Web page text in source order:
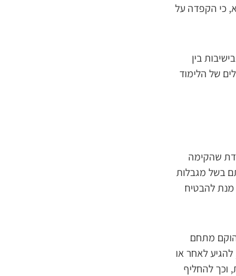
כי הקפדה על
בין
של הלימוד
שהקימה
בשל מגבלות
מנת להבטיח
הוקם מתחם
להגיע לאחר או
וכך להחליף